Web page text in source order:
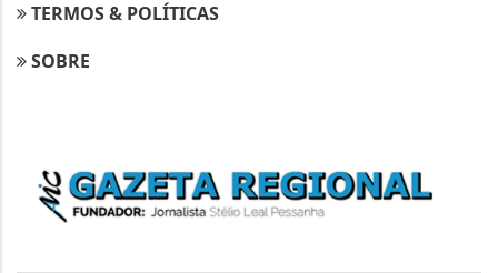
TERMOS & POLÍTICAS
SOBRE